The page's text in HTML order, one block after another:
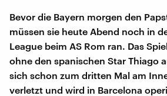
Bevor die Bayern morgen den
müssen sie heute Abend noch in
League beim AS Rom ran. Das
ohne den spanischen Star Thiago
sich schon zum dritten Mal am
verletzt und wird in Barcelona